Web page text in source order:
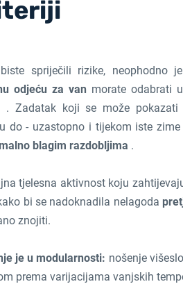
spriječili rizike, neophodno
odjeću za van morate odabrati
. Zadatak koji se može pokazati
do - uzastopno i tijekom iste zime
blagim razdobljima .
tjelesna aktivnost koju
bi se nadoknadila nelagoda
znojiti.
je u modularnosti: nošenje
prema varijacijama vanjskih